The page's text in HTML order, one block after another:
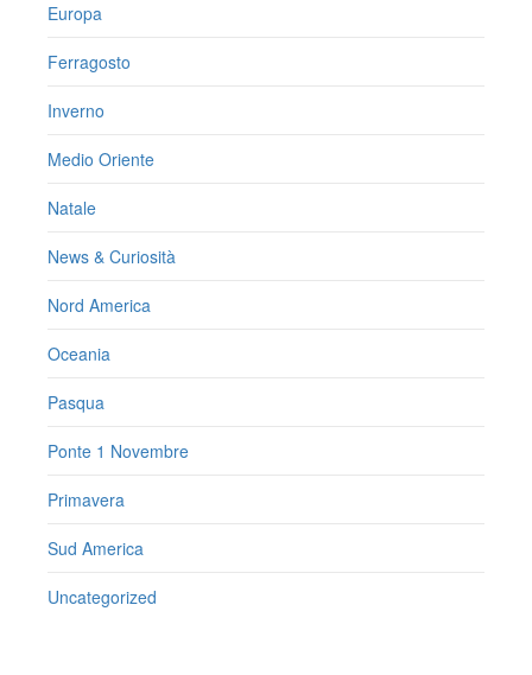
Europa
Ferragosto
Inverno
Medio Oriente
Natale
News & Curiosità
Nord America
Oceania
Pasqua
Ponte 1 Novembre
Primavera
Sud America
Uncategorized